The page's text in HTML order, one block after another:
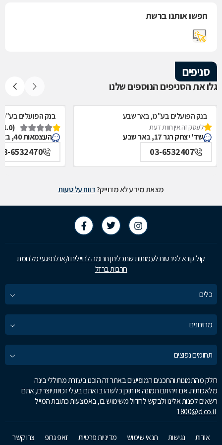
חפשו אותנו ברשת
סניפים
גלו את הסניפים הנוספים שלנו
בנק הפועלים בע"מ, באר שבע
לעסק זה אין חוות דעת
שד' יצחק רגר 17, באר שבע
03-6532407
בנק הפועלים
(1.0)
העצמאות 40, באר שבע
6532470
מצאת מידע לא מדוייק?דווח על טעות
קול קורא לפרסום לעמותות שתכליתן תרומה לחיילים ו/או לנפגעי מלחמת
חרבות ברזל
כלים
מחירונים
תחומים נפוצים
חלק מהתמונות והתכנים המופיעים באתר זה הוכנו בעזרת מחוללי בינה
מלאכותית. אם זיהיתם תמונה או תוכן כלשהו בו אתם בעלי זכויות יוצרים, אתם
רשאים לפנות אלינו ולבקש לחדול משימוש בו, באמצעות כתובת המייל
1800@d.co.il
אודות נגישות תנאי שימוש מדיניות פרטיות זאפ גרופ צרו קשר